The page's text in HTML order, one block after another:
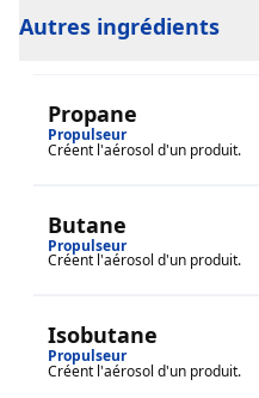
Autres ingrédients
Propane
Propulseur
Créent l'aérosol d'un produit.
Butane
Propulseur
Créent l'aérosol d'un produit.
Isobutane
Propulseur
Créent l'aérosol d'un produit.